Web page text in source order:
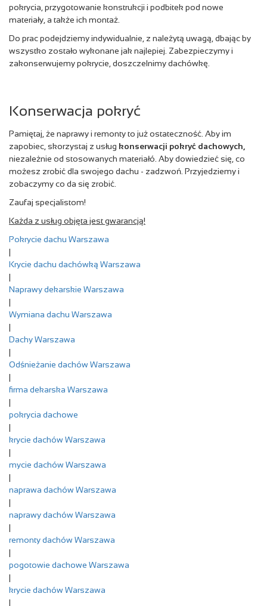
pokrycia, przygotowanie konstrukcji i podbitek pod nowe
materiały, a także ich montaż.
Do prac podejdziemy indywidualnie, z należytą uwagą, dbając by
wszystko zostało wykonane jak najlepiej. Zabezpieczymy i
zakonserwujemy pokrycie, doszczelnimy dachówkę.
Konserwacja pokryć
Pamiętaj, że naprawy i remonty to już ostateczność. Aby im
zapobiec, skorzystaj z usług konserwacji pokryć dachowych,
niezależnie od stosowanych materiałó. Aby dowiedzieć się, co
możesz zrobić dla swojego dachu - zadzwoń. Przyjedziemy i
zobaczymy co da się zrobić.
Zaufaj specjalistom!
Każda z usług objęta jest gwarancją!
Pokrycie dachu Warszawa
|
Krycie dachu dachówką Warszawa
|
Naprawy dekarskie Warszawa
|
Wymiana dachu Warszawa
|
Dachy Warszawa
|
Odśnieżanie dachów Warszawa
|
firma dekarska Warszawa
|
pokrycia dachowe
|
krycie dachów Warszawa
|
mycie dachów Warszawa
|
naprawa dachów Warszawa
|
naprawy dachów Warszawa
|
remonty dachów Warszawa
|
pogotowie dachowe Warszawa
|
krycie dachów Warszawa
|